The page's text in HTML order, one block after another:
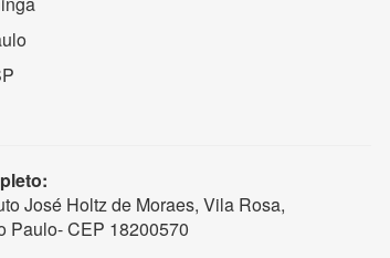
José Holtz de Moraes, Vila Rosa,
Paulo- CEP 18200570